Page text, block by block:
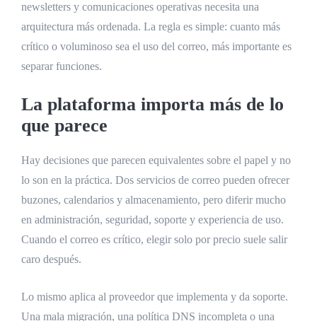
newsletters y comunicaciones operativas necesita una
arquitectura más ordenada. La regla es simple: cuanto más
crítico o voluminoso sea el uso del correo, más importante es
separar funciones.
La plataforma importa más de lo
que parece
Hay decisiones que parecen equivalentes sobre el papel y no
lo son en la práctica. Dos servicios de correo pueden ofrecer
buzones, calendarios y almacenamiento, pero diferir mucho
en administración, seguridad, soporte y experiencia de uso.
Cuando el correo es crítico, elegir solo por precio suele salir
caro después.
Lo mismo aplica al proveedor que implementa y da soporte.
Una mala migración, una política DNS incompleta o una